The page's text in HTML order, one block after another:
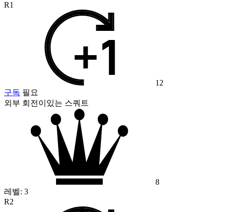
R1
12
구독 필요
외부 회전이있는 스쿼트
8
레벨: 3
R2